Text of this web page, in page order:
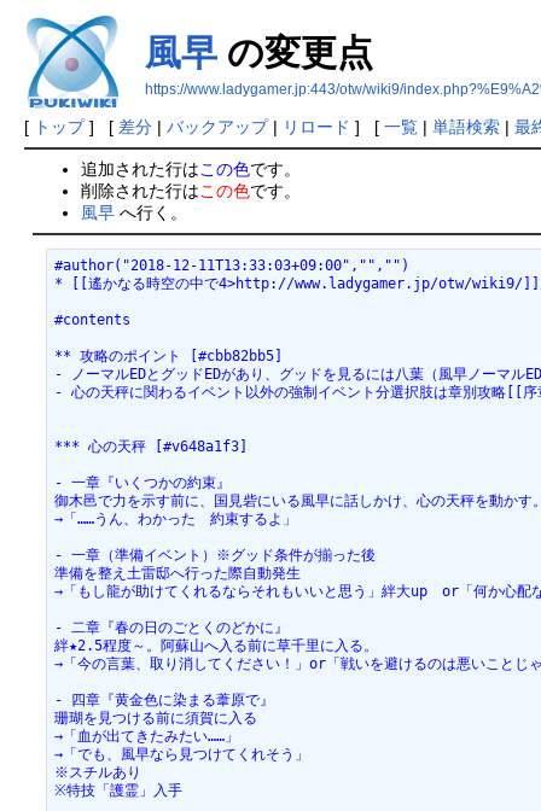
風早の変更点
https://www.ladygamer.jp:443/otw/wiki9/
[ トップ] [ 差分| バックアップ| リロード ] [ 一覧| 単語検索| 最
追加された行はこの色です。
削除された行はこの色です。
風早へ行く。
#author("2018-12-11T13:33:03+09:00","","")
* [[遙かなる時空の中で4>http://www.ladygamer.jp/otw/wiki9/]]/
#contents
** 攻略のポイント [#cbb82bb5]
- ノーマルEDとグッドEDがあり、グッドを見るには八葉（風早ノーマル
- 心の天秤に関わるイベント以外の強制イベント分選択肢は章別攻
*** 心の天秤 [#v648a1f3]
- 一章『いくつかの約束』
御木邑で力を示す前に、国見砦にいる風早に話しかけ、心の天秤を動かす
→「……うん、わかった　約束するよ」
- 一章（準備イベント）※グッド条件が揃った後
準備を整え土雷邸へ行った際自動発生
→「もし龍が助けてくれるならそれもいいと思う」絆大up　or「何か心配
- 二章『春の日のごとくのどかに』
絆★2.5程度～。阿蘇山へ入る前に草千里に入る。
→「今の言葉、取り消してください！」or「戦いを避けるのは悪いことじ
- 四章『黄金色に染まる葦原で』
珊瑚を見つける前に須賀に入る
→「血が出てきたみたい……」
→「でも、風早なら見つけてくれそう」
※スチルあり
※特技「護霊」入手